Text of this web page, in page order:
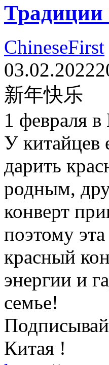
ChineseFirst
03.02.2022
新年快乐
1 февраля
У китайцев
дарить
родным,
конверт
поэтому
красный
энергии и
семье!
Китая !